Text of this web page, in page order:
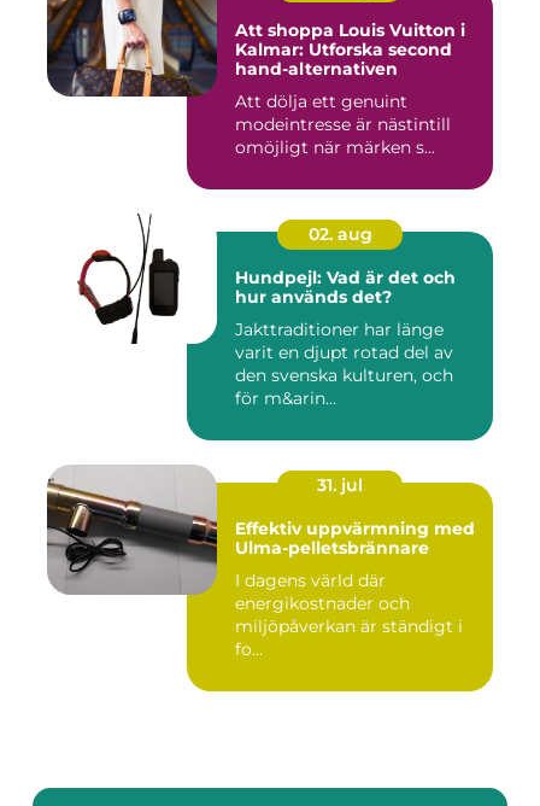
Att shoppa Louis Vuitton i
Kalmar: Utforska second
hand-alternativen
Att dölja ett genuint
modeintresse är nästintill
omöjligt när märken s...
02. aug
Hundpejl: Vad är det och
hur används det?
Jakttraditioner har länge
varit en djupt rotad del av
den svenska kulturen, och
för m&arin...
31. jul
Effektiv uppvärmning med
Ulma-pelletsbrännare
I dagens värld där
energikostnader och
miljöpåverkan är ständigt i
fo...